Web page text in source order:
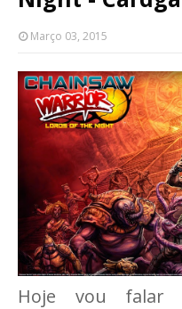
Março 03, 2015
Hoje vou falar